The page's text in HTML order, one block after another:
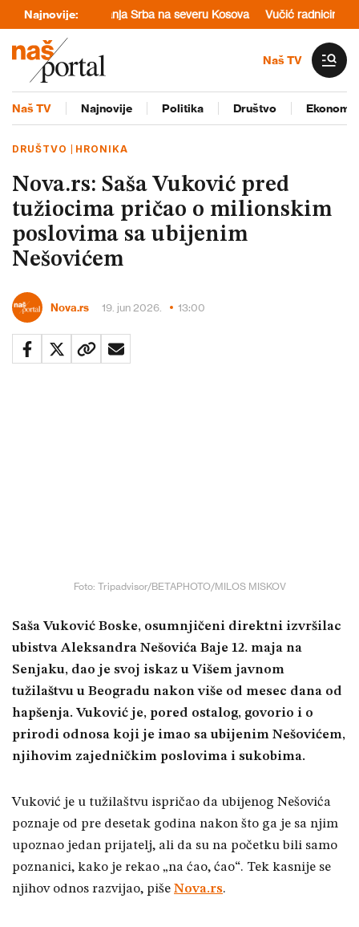
Najnovije:
maltretiranja Srba na severu Kosova Vučić radnicima delio
Naš TV
Naš TV Najnovije Politika Društvo
DRUŠTVO HRONIKA
Nova.rs: Saša Vuković pred
tužiocima pričao o milionskim
poslovima sa ubijenim
Nešovićem
Nova.rs 19. jun 2026. 13:00
Foto: Tripadvisor/BETAPHOTO/MILOS MISKOV
Saša Vuković Boske, osumnjičeni direktni izvršilac
ubistva Aleksandra Nešovića Baje 12. maja na
Senjaku, dao je svoj iskaz u Višem javnom
tužilaštvu u Beogradu nakon više od mesec dana od
hapšenja. Vuković je, pored ostalog, govorio i o
prirodi odnosa koji je imao sa ubijenim Nešovićem,
njihovim zajedničkim poslovima i sukobima.
Vuković je u tužilaštvu ispričao da ubijenog Nešovića
poznaje od pre desetak godina nakon što ga je sa njim
upoznao jedan prijatelj, ali da su na početku bili samo
poznanici, kako je rekao „na ćao, ćao“. Tek kasnije se
njihov odnos razvijao, piše Nova.rs.